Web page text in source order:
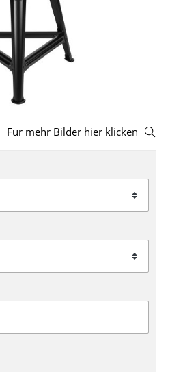
Für mehr Bilder hier klicken